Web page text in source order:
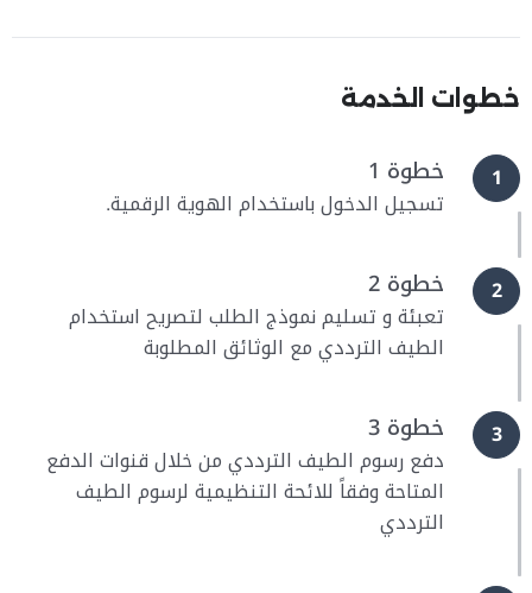
خطوات الخدمة
1 خطوة 1
تسجيل الدخول باستخدام الهوية الرقمية.
2 خطوة 2
تعبئة و تسليم نموذج الطلب لتصريح استخدام
الطيف الترددي مع الوثائق المطلوبة
3 خطوة 3
دفع رسوم الطيف الترددي من خلال قنوات الدفع
المتاحة وفقاً للائحة التنظيمية لرسوم الطيف
الترددي